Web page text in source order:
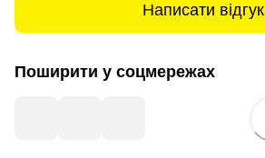
Написати відгук
Поширити у соцмережах